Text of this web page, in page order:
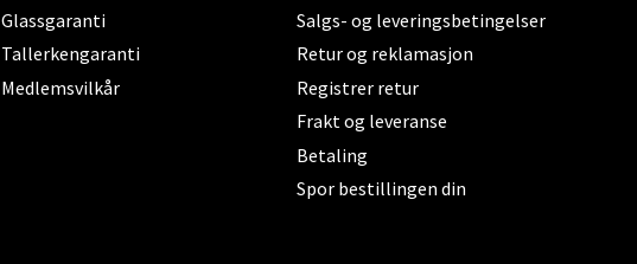
Glassgaranti
Tallerkengaranti
Medlemsvilkår
Salgs- og leveringsbetingelser
Retur og reklamasjon
Registrer retur
Frakt og leveranse
Betaling
Spor bestillingen din